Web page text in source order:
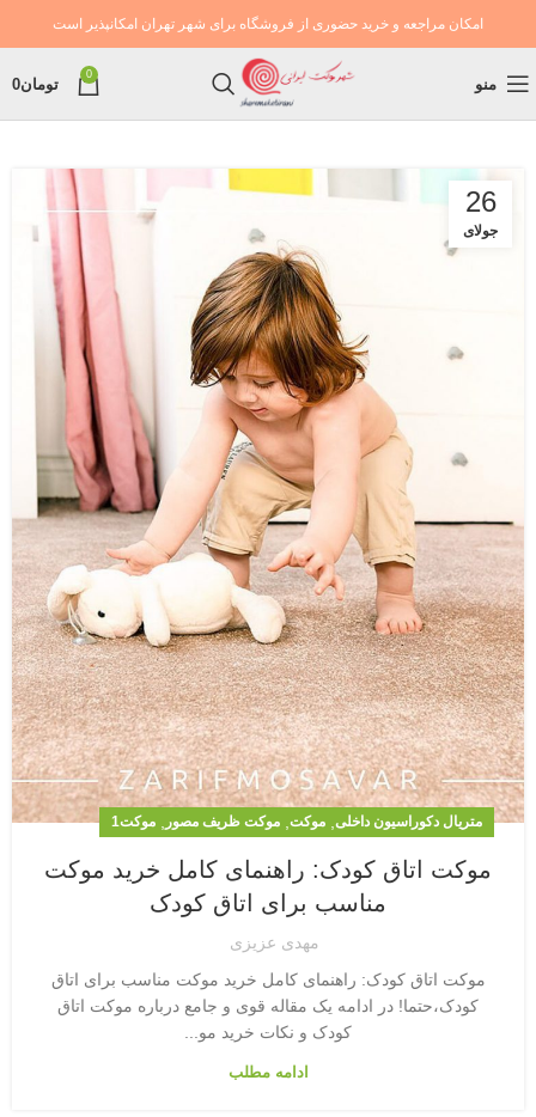
امکان مراجعه و خرید حضوری از فروشگاه برای شهر تهران امکانپذیر است
منو
0
تومان0
26
جولای
متریال دکوراسیون داخلی, موکت, موکت ظریف مصور , موکت1
موکت اتاق کودک: راهنمای کامل خرید موکت
مناسب برای اتاق کودک
مهدی عزیزی
موکت اتاق کودک: راهنمای کامل خرید موکت مناسب برای اتاق
کودک،حتما! در ادامه یک مقاله قوی و جامع درباره موکت اتاق
کودک و نکات خرید مو...
ادامه مطلب